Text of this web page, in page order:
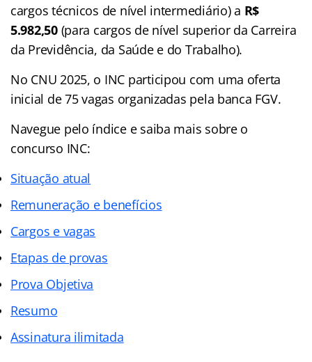
cargos técnicos de nível intermediário) a R$
5.982,50(para cargos de nível superior da Carreira
da Previdência, da Saúde e do Trabalho).
No CNU 2025, o INC participou com uma oferta
inicial de 75 vagas organizadas pela banca FGV.
Navegue pelo índice e saiba mais sobre o
concurso INC:
Situação atual
Remuneração e benefícios
Cargos e vagas
Etapas de provas
Prova Objetiva
Resumo
Assinatura ilimitada